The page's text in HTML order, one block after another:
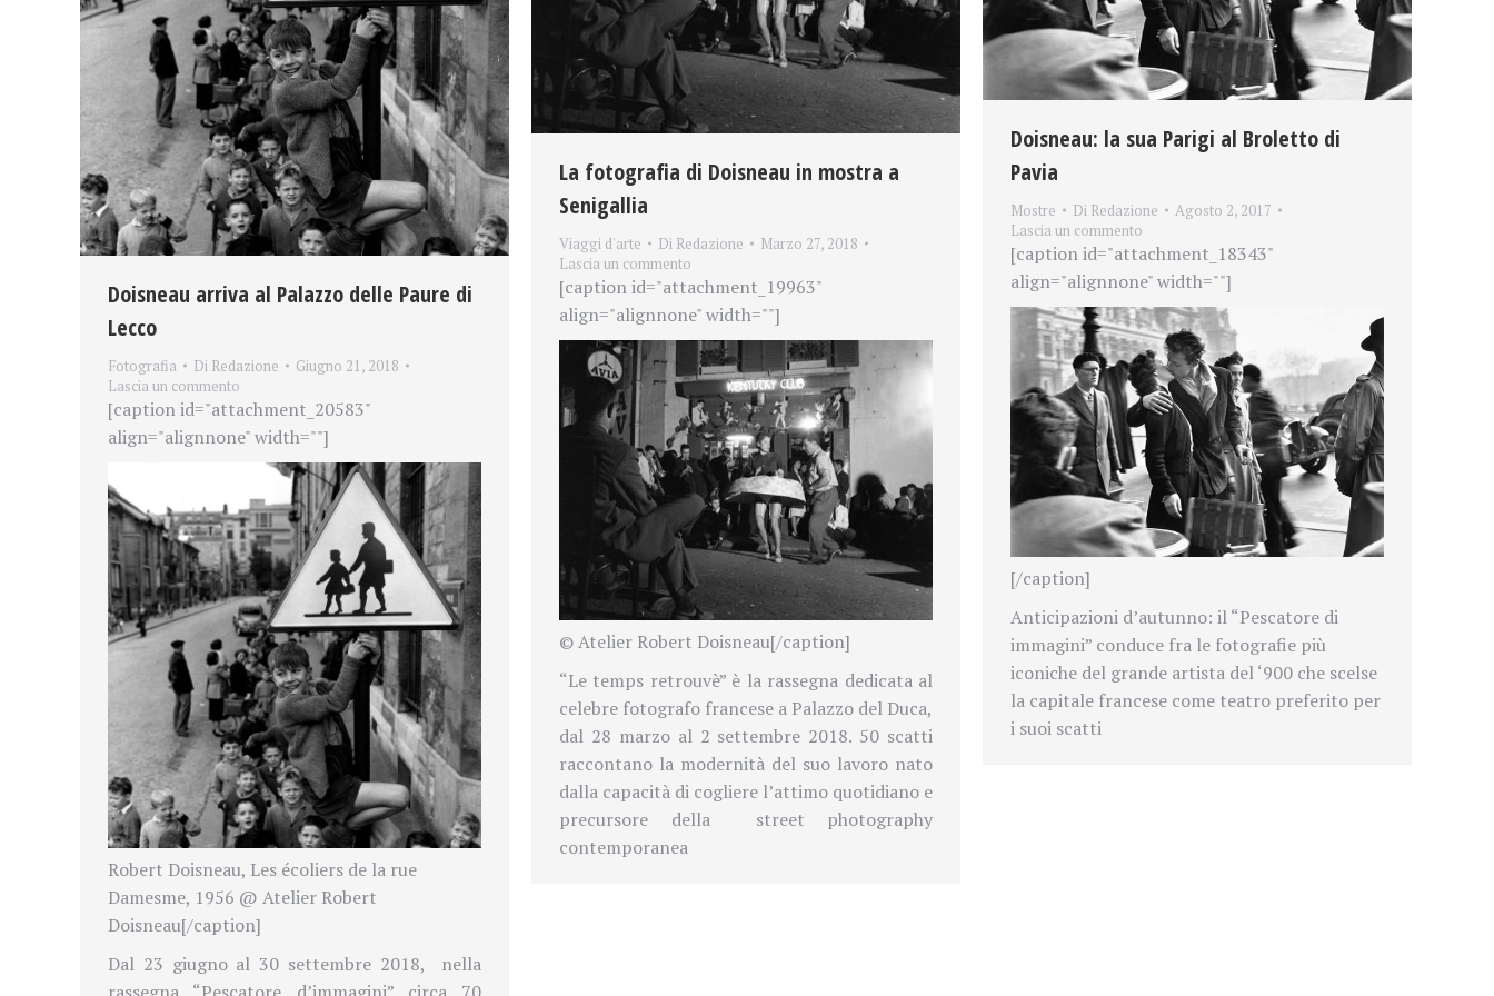
Doisneau arriva al Palazzo delle Paure di
Lecco
Fotografia Di Redazione
Giugno 21, 2018
Lascia un commento
[caption id="attachment_20583"
align="alignnone" width=""]
Robert Doisneau, Les écoliers de la rue
Damesme, 1956 @ Atelier Robert
Doisneau[/caption]
Dal 23 giugno al 30 settembre 2018, nella
La fotografia di Doisneau in mostra a
Senigallia
Viaggi d'arte Di Redazione
Marzo 27, 2018
Lascia un commento
[caption id="attachment_19963"
align="alignnone" width=""]
© Atelier Robert Doisneau[/caption]
“Le temps retrouvè” è la rassegna dedicata al
celebre fotografo francese a Palazzo del Duca,
dal 28 marzo al 2 settembre 2018. 50 scatti
raccontano la modernità del suo lavoro nato
dalla capacità di cogliere l’attimo quotidiano e
precursore della
street photography
contemporanea
Doisneau: la sua Parigi al Broletto di
Pavia
Mostre Di Redazione
Agosto 2, 2017
Lascia un commento
[caption id="attachment_18343"
align="alignnone" width=""]
[/caption]
Anticipazioni d’autunno: il “Pescatore di
immagini” conduce fra le fotografie più
iconiche del grande artista del ‘900 che scelse
la capitale francese come teatro preferito per
i suoi scatti